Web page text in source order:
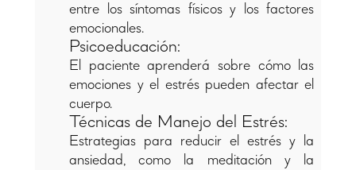
entre los síntomas físicos y los factores
emocionales.
Psicoeducación:
El paciente aprenderá sobre cómo las
emociones y el estrés pueden afectar el
cuerpo.
Técnicas de Manejo del Estrés:
Estrategias para reducir el estrés y la
ansiedad, como la meditación y la